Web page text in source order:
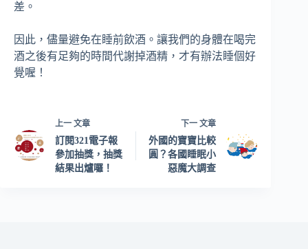
差。
因此，儘量避免在睡前飲酒。讓我們的身體在喝完
酒之後有足夠的時間代謝掉酒精，才有辦法睡個好
覺喔！
上一 文章
訂閱321電子報
參加抽獎，抽獎
結果出爐囉！
下一文章
外國的寶寶比較
圓？各國睡眠小
惡魔大調查